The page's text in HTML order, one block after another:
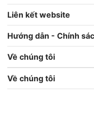
Liên kết website
Hướng dẫn - Chính
Về chúng tôi
Về chúng tôi